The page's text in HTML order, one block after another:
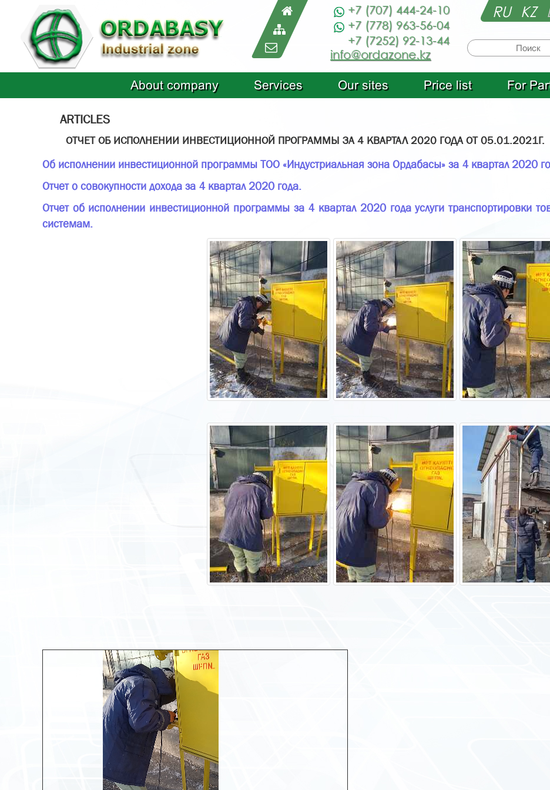
+7 (707) 444-24-10
+7 (778) 963-56-04
+7 (7252) 92-13-44
info@ordazone.kz
RU KZ
About company Services Оur sites Price list For
ARTICLES
ОТЧЕТ ОБ ИСПОЛНЕНИИ ИНВЕСТИЦИОННОЙ ПРОГРАММЫ ЗА 4 КВАРТАЛ 2020 ГОДА ОТ 05.01.2021Г.
Об исполнении инвестиционной программы ТОО «Индустриальная зона Ордабасы» за 4 квартал 2020
Отчет о совокупности дохода за 4 квартал 2020 года.
Отчет об исполнении инвестиционной программы за 4 квартал 2020 года услуги транспортировки
системам.